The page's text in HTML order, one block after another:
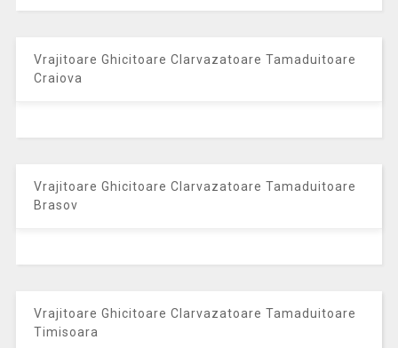
Vrajitoare Ghicitoare Clarvazatoare Tamaduitoare
Craiova
Vrajitoare Ghicitoare Clarvazatoare Tamaduitoare
Brasov
Vrajitoare Ghicitoare Clarvazatoare Tamaduitoare
Timisoara